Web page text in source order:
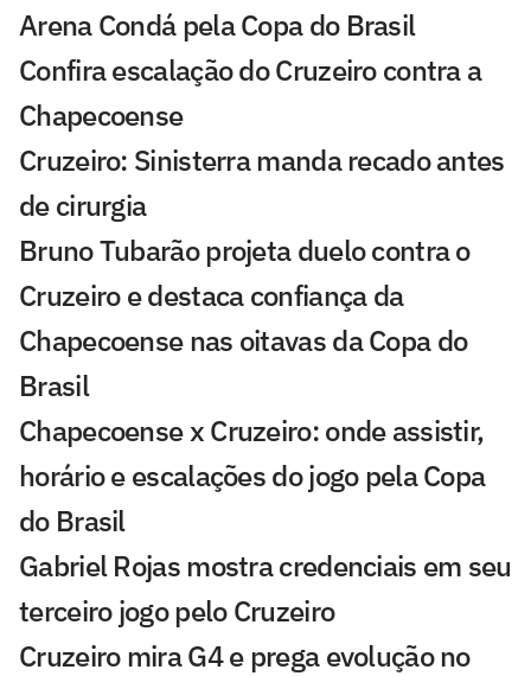
Arena Condá pela Copa do Brasil
Confira escalação do Cruzeiro contra a
Chapecoense
Cruzeiro: Sinisterra manda recado antes
de cirurgia
Bruno Tubarão projeta duelo contra o
Cruzeiro e destaca confiança da
Chapecoense nas oitavas da Copa do
Brasil
Chapecoense x Cruzeiro: onde assistir,
horário e escalações do jogo pela Copa
do Brasil
Gabriel Rojas mostra credenciais em seu
terceiro jogo pelo Cruzeiro
Cruzeiro mira G4 e prega evolução no